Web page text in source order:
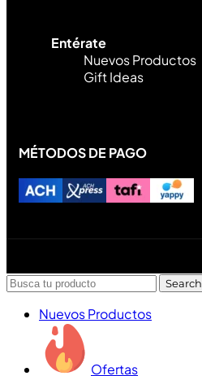
Entérate
Nuevos Productos
Gift Ideas
MÉTODOS DE PAGO
Search
Nuevos Productos
Ofertas